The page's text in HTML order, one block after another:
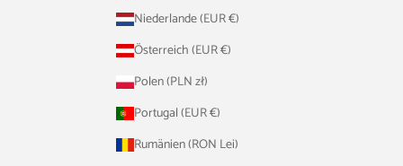
Niederlande (EUR €)
Österreich (EUR €)
Polen (PLN zł)
Portugal (EUR €)
Rumänien (RON Lei)